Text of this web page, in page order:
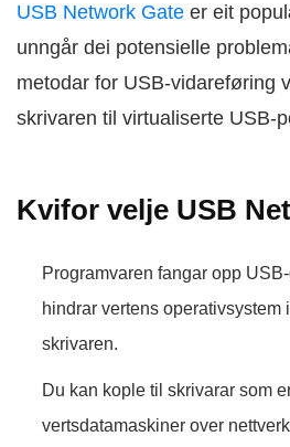
USB Network Gate er eit
unngår dei potensielle
metodar for USB-vidareføring
skrivaren til virtualiserte USB-
Kvifor velje USB
Programvaren fangar opp
hindrar vertens operativsystem
skrivaren.
Du kan kople til skrivarar som
vertsdatamaskiner over